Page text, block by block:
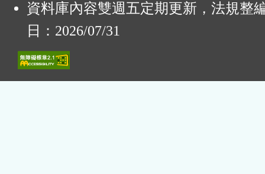
資料庫內容雙週五定期更新，法規整
日：2026/07/31